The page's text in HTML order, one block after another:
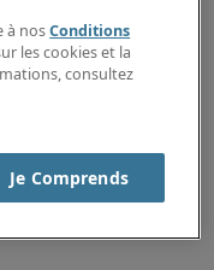
à nosConditions
les cookies et la
consultez
Je Comprends